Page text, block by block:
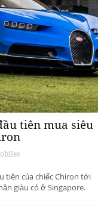
tiên mua siêu
tiên của chiếc Chiron tới
giàu có ở Singapore.